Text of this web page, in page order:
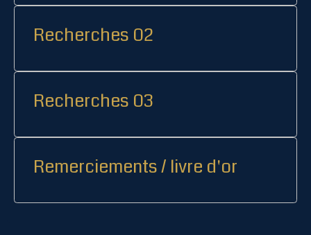
Recherches 02
Recherches 03
Remerciements / livre d'or